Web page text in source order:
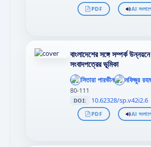
PDF AI
বাংলাদেশের সঙ্গে সম্পর্ক
সংবাদপত্রের ভূমিকা
';
};"
>
সিতারা পারভীন
';
};" মফিজুর
80-111
DOI: 10.62328/sp.v42i2.6
PDF AI